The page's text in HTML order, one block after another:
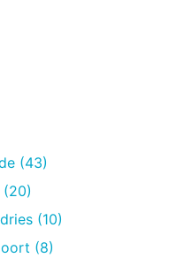
(43)
(10)
(8)